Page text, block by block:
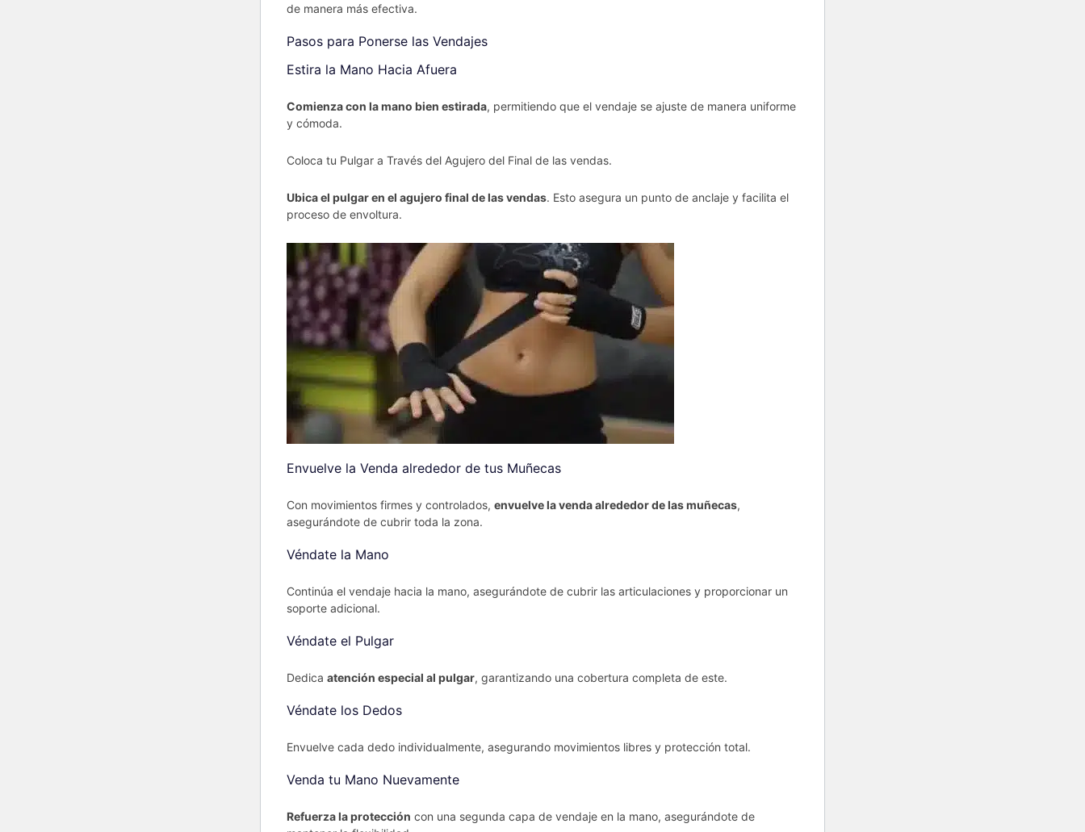
de manera más efectiva.
Pasos para Ponerse las Vendajes
Estira la Mano Hacia Afuera
Comienza con la mano bien estirada, permitiendo que el vendaje se ajuste de manera uniforme
y cómoda.
Coloca tu Pulgar a Través del Agujero del Final de las vendas.
Ubica el pulgar en el agujero final de las vendas. Esto asegura un punto de anclaje y facilita el
proceso de envoltura.
Envuelve la Venda alrededor de tus Muñecas
Con movimientos firmes y controlados, envuelve la venda alrededor de las muñecas,
asegurándote de cubrir toda la zona.
Véndate la Mano
Continúa el vendaje hacia la mano, asegurándote de cubrir las articulaciones y proporcionar un
soporte adicional.
Véndate el Pulgar
Dedica atención especial al pulgar, garantizando una cobertura completa de este.
Véndate los Dedos
Envuelve cada dedo individualmente, asegurando movimientos libres y protección total.
Venda tu Mano Nuevamente
Refuerza la protección con una segunda capa de vendaje en la mano, asegurándote de